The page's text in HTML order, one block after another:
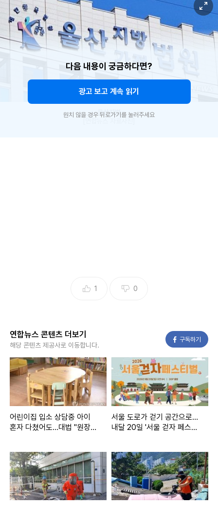
울산지법
막상 경찰관이 출동하자 A씨는 "조폭에게서 연락이 온 적 없
A씨는 이날에만 9번 넘게 이런 식으로 거짓 신고를 했다.
내용이 녹음된 파일까지 들려줬으나, A씨는 자신의 목소리가
아니라며 부인했다.
재판부는 "피고인이 반성하는 모습을 보이지 않고 있으나 벌
금형을 초과하는 형사처벌 전력이 없는 점을 참작했다"고 선
canto@yna.co.kr
관련뉴스
"체불임금 부풀려 정부 돈 많이 받자" 빚 해결 노린 업체 대표
다음 내용이 궁금하다면?
광고 보고 계속 읽기
원치 않을 경우 뒤로가기를 눌러주세요
1 0
연합뉴스 콘텐츠 더보기
해당 콘텐츠 제공사로 이동합니다.
구독하기
어린이집 입소 상담중 아이
혼자 다쳤어도…대법 "원장
서울 도로가 걷기 공간으로…
내달 20일 '서울 걷자 페스티